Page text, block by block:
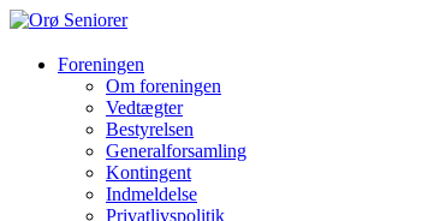
Orø
Seniorer
hyggeligste
Foreningen
Om foreningen
Vedtægter
Bestyrelsen
Generalforsamling
Kontingent
Indmeldelse
Privatlivspolitik